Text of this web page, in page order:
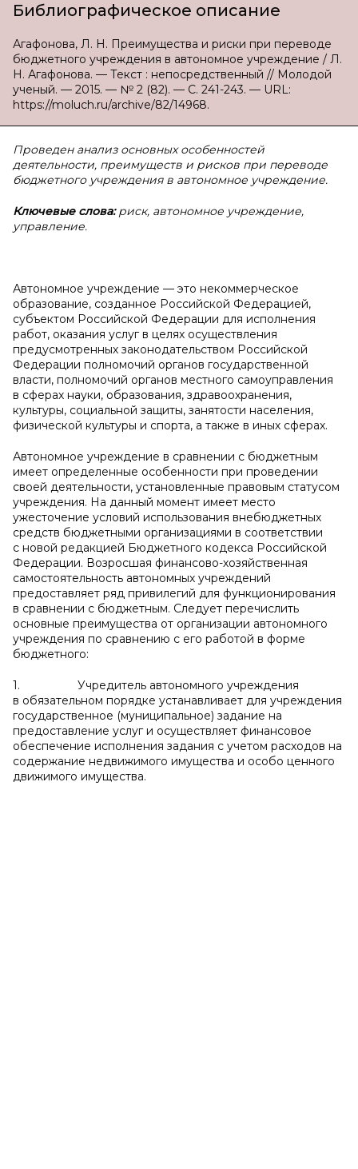
Библиографическое описание
Агафонова, Л. Н. Преимущества и риски при переводе
бюджетного учреждения в автономное учреждение / Л.
Н. Агафонова. — Текст : непосредственный // Молодой
ученый. — 2015. — № 2 (82). — С. 241-243. — URL:
https://moluch.ru/archive/82/14968.
Проведен анализ основных особенностей
деятельности, преимуществ и рисков при переводе
бюджетного учреждения в автономное учреждение.
Ключевые слова: риск, автономное учреждение,
управление.
Автономное учреждение — это некоммерческое
образование, созданное Российской Федерацией,
субъектом Российской Федерации для исполнения
работ, оказания услуг в целях осуществления
предусмотренных законодательством Российской
Федерации полномочий органов государственной
власти, полномочий органов местного самоуправления
в сферах науки, образования, здравоохранения,
культуры, социальной защиты, занятости населения,
физической культуры и спорта, а также в иных сферах.
Автономное учреждение в сравнении с бюджетным
имеет определенные особенности при проведении
своей деятельности, установленные правовым статусом
учреждения. На данный момент имеет место
ужесточение условий использования внебюджетных
средств бюджетными организациями в соответствии
с новой редакцией Бюджетного кодекса Российской
Федерации. Возросшая финансово-хозяйственная
самостоятельность автономных учреждений
предоставляет ряд привилегий для функционирования
в сравнении с бюджетным. Следует перечислить
основные преимущества от организации автономного
учреждения по сравнению с его работой в форме
бюджетного:
1. Учредитель автономного учреждения
в обязательном порядке устанавливает для учреждения
государственное (муниципальное) задание на
предоставление услуг и осуществляет финансовое
обеспечение исполнения задания с учетом расходов на
содержание недвижимого имущества и особо ценного
движимого имущества.